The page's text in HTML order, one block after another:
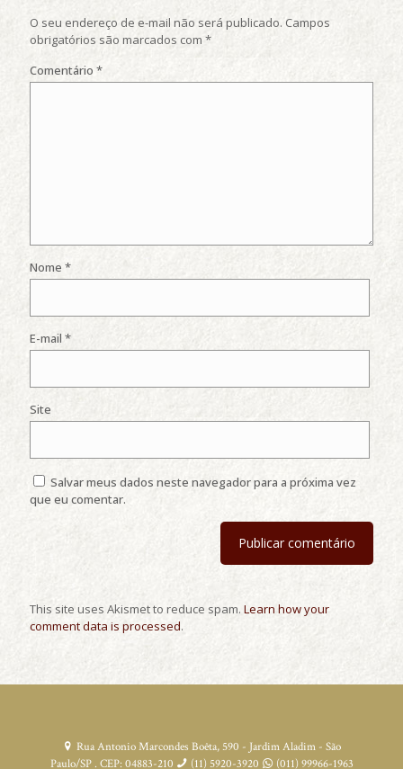
O seu endereço de e-mail não será publicado. Campos
obrigatórios são marcados com *
Comentário *
Nome *
E-mail *
Site
Salvar meus dados neste navegador para a próxima vez
que eu comentar.
This site uses Akismet to reduce spam. Learn how your
comment data is processed.
Rua Antonio Marcondes Boêta, 590 - Jardim Aladim - São
Paulo/SP . CEP: 04883-210
(11) 5920-3920 (011) 99966-1963